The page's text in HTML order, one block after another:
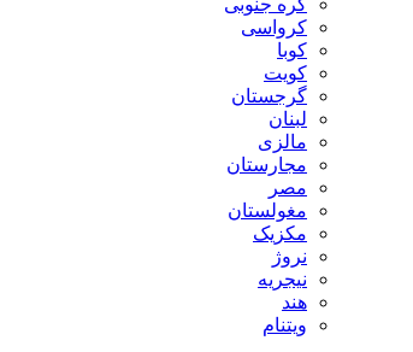
کرواسی
کوبا
کویت
گرجستان
لبنان
مالزی
مجارستان
مصر
مغولستان
مکزیک
نروژ
نیجریه
هند
ویتنام